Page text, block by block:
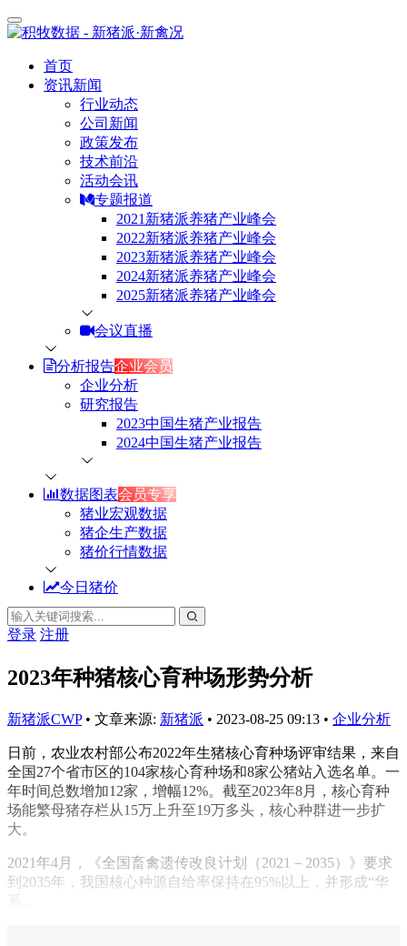
首页
资讯新闻
行业动态
公司新闻
政策发布
技术前沿
活动会讯
专题报道
2021新猪派养猪产业峰会
2022新猪派养猪产业峰会
2023新猪派养猪产业峰会
2024新猪派养猪产业峰会
2025新猪派养猪产业峰会
会议直播
分析报告企业会员
企业分析
研究报告
2023中国生猪产业报告
2024中国生猪产业报告
数据图表会员专享
猪业宏观数据
猪企生产数据
猪价行情数据
今日猪价
登录 注册
2023年种猪核心育种场形势分析
新猪派CWP • 文章来源: 新猪派 • 2023-08-25 09:13 • 企业分析
日前，农业农村部公布2022年生猪核心育种场评审结果，来自
全国27个省市区的104家核心育种场和8家公猪站入选名单。一
年时间总数增加12家，增幅12%。截至2023年8月，核心育种
场能繁母猪存栏从15万上升至19万多头，核心种群进一步扩
大。
2021年4月，《全国畜禽遗传改良计划（2021－2035）》要求
到2035年，我国核心种源自给率保持在95%以上，并形成“华
系...